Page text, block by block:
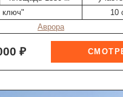
ключ"
10
Аврора
₽